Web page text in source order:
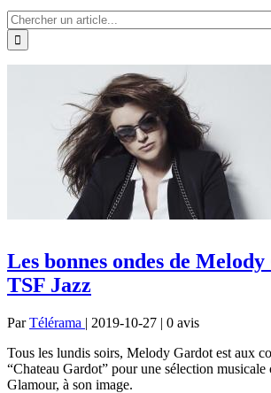
Les bonnes ondes de
TSF Jazz
ParTélérama | 2019-10-27 | 0 avis
Tous les lundis soirs, Melody Gardot est aux
“Chateau Gardot” pour une sélection musicale
Glamour, à son image.